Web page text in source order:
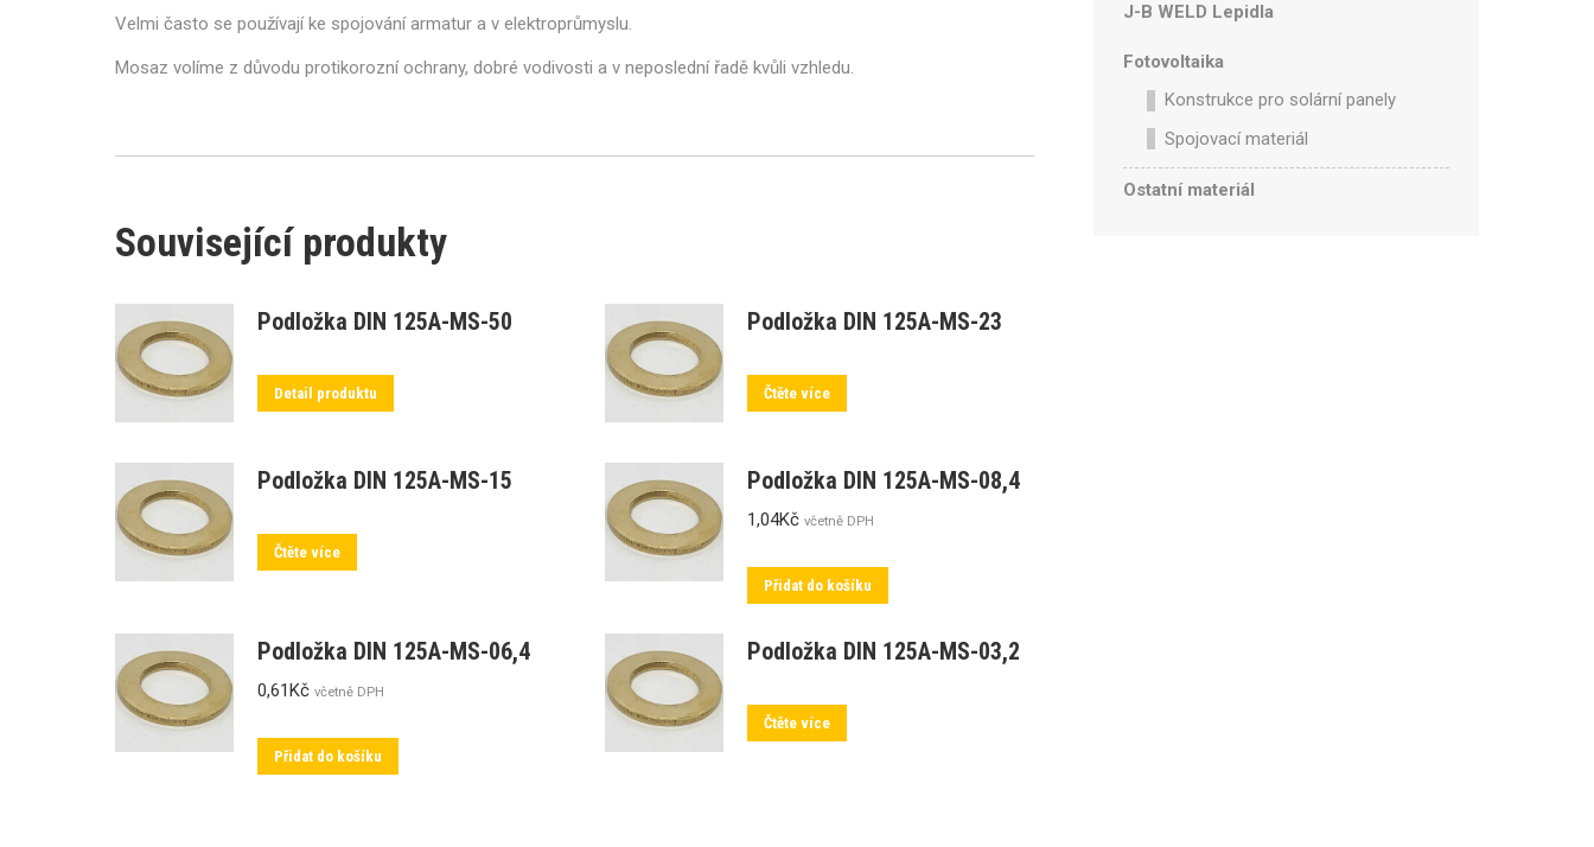
Velmi často se používají ke spojování armatur a v elektroprůmyslu.
Mosaz volíme z důvodu protikorozní ochrany, dobré vodivosti a v neposlední řadě kvůli vzhledu.
Související produkty
Podložka DIN 125A-MS-50
Detail produktu
Podložka DIN 125A-MS-23
Čtěte více
Podložka DIN 125A-MS-15
Čtěte více
Podložka DIN 125A-MS-08,4
1,04Kč včetně DPH
Přidat do košíku
Podložka DIN 125A-MS-06,4
0,61Kč včetně DPH
Přidat do košíku
Podložka DIN 125A-MS-03,2
Čtěte více
J-B WELD Lepidla
Fotovoltaika
Konstrukce pro solární panely
Spojovací materiál
Ostatní materiál